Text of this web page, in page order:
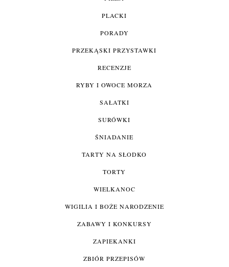
PLACKI
PORADY
PRZEKĄSKI PRZYSTAWKI
RECENZJE
RYBY I OWOCE MORZA
SAŁATKI
SURÓWKI
ŚNIADANIE
TARTY NA SŁODKO
TORTY
WIELKANOC
WIGILIA I BOŻE NARODZENIE
ZABAWY I KONKURSY
ZAPIEKANKI
ZBIÓR PRZEPISÓW